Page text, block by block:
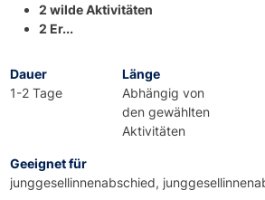
2 wilde Aktivitäten
2 Er...
Dauer
1-2 Tage
Länge
Abhängig von
den gewählten
Aktivitäten
Geeignet für
junggesellinnenabschied,